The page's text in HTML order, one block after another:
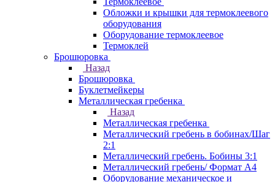
Обложки и крышки для термоклеевого
оборудования
Оборудование термоклеевое
Термоклей
Брошюровка
Назад
Брошюровка
Буклетмейкеры
Металлическая гребенка
Назад
Металлическая гребенка
Металлический гребень в бобинах/Шаг
2:1
Металлический гребень. Бобины 3:1
Металлический гребень/ Формат А4
Оборудование механическое и